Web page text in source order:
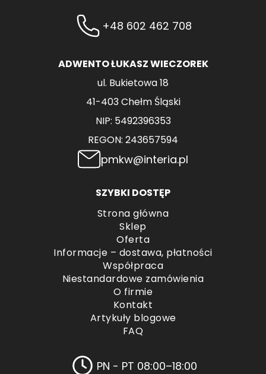
+48 602 462 708
ADWENTO ŁUKASZ WIECZOREK
ul. Bukietowa 18
41-403 Chełm Śląski
NIP: 5492396353
REGON: 243657594
pmkw@interia.pl
SZYBKI DOSTĘP
Strona główna
Sklep
Oferta
Informacje – dostawa, płatności
Współpraca
Niestandardowe zamówienia
O firmie
Kontakt
Artykuły blogowe
FAQ
PN - PT 08:00–18:00